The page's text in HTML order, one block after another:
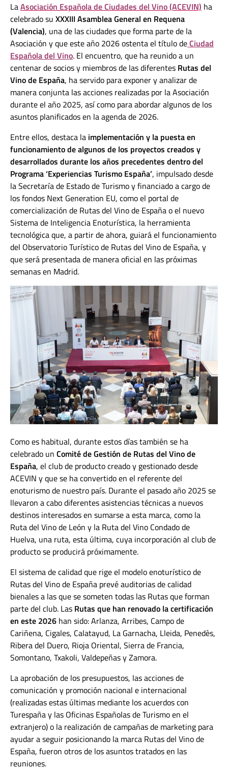
LaAsociación Española de Ciudades del Vino (ACEVIN) ha
celebrado su XXXIII Asamblea General en Requena
(Valencia), una de las ciudades que forma parte de la
Asociación y que este año 2026 ostenta el título deCiudad
Española del Vino. El encuentro, que ha reunido a un
centenar de socios y miembros de las diferentes Rutas del
Vino de España, ha servido para exponer y analizar de
manera conjunta las acciones realizadas por la Asociación
durante el año 2025, así como para abordar algunos de los
asuntos planificados en la agenda de 2026.
Entre ellos, destaca la implementación y la puesta en
funcionamiento de algunos de los proyectos creados y
desarrollados durante los años precedentes dentro del
Programa ‘Experiencias Turismo España’, impulsado desde
la Secretaría de Estado de Turismo y financiado a cargo de
los fondos Next Generation EU, como el portal de
comercialización de Rutas del Vino de España o el nuevo
Sistema de Inteligencia Enoturística, la herramienta
tecnológica que, a partir de ahora, guiará el funcionamiento
del Observatorio Turístico de Rutas del Vino de España, y
que será presentada de manera oficial en las próximas
semanas en Madrid.
Como es habitual, durante estos días también se ha
celebrado un Comité de Gestión de Rutas del Vino de
España, el club de producto creado y gestionado desde
ACEVIN y que se ha convertido en el referente del
enoturismo de nuestro país. Durante el pasado año 2025 se
llevaron a cabo diferentes asistencias técnicas a nuevos
destinos interesados en sumarse a esta marca, como la
Ruta del Vino de León y la Ruta del Vino Condado de
Huelva, una ruta, esta última, cuya incorporación al club de
producto se producirá próximamente.
El sistema de calidad que rige el modelo enoturístico de
Rutas del Vino de España prevé auditorias de calidad
bienales a las que se someten todas las Rutas que forman
parte del club. Las Rutas que han renovado la certificación
en este 2026 han sido: Arlanza, Arribes, Campo de
Cariñena, Cigales, Calatayud, La Garnacha, Lleida, Penedès,
Ribera del Duero, Rioja Oriental, Sierra de Francia,
Somontano, Txakoli, Valdepeñas y Zamora.
La aprobación de los presupuestos, las acciones de
comunicación y promoción nacional e internacional
(realizadas estas últimas mediante los acuerdos con
Turespaña y las Oficinas Españolas de Turismo en el
extranjero) o la realización de campañas de marketing para
ayudar a seguir posicionando la marca Rutas del Vino de
España, fueron otros de los asuntos tratados en las
reuniones.